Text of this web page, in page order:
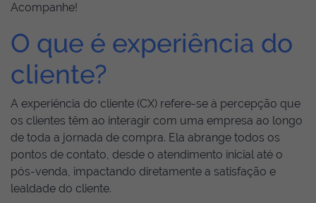
Acompanhe!
O que é experiência do
cliente?
A experiência do cliente (CX) refere-se à percepção que
os clientes têm ao interagir com uma empresa ao longo
de toda a jornada de compra. Ela abrange todos os
pontos de contato, desde o atendimento inicial até o
pós-venda, impactando diretamente a satisfação e
lealdade do cliente.